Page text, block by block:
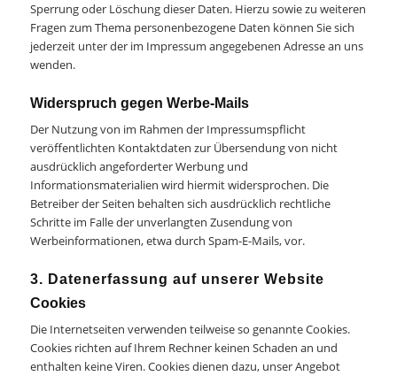
Sperrung oder Löschung dieser Daten. Hierzu sowie zu weiteren
Fragen zum Thema personenbezogene Daten können Sie sich
jederzeit unter der im Impressum angegebenen Adresse an uns
wenden.
Widerspruch gegen Werbe-Mails
Der Nutzung von im Rahmen der Impressumspflicht
veröffentlichten Kontaktdaten zur Übersendung von nicht
ausdrücklich angeforderter Werbung und
Informationsmaterialien wird hiermit widersprochen. Die
Betreiber der Seiten behalten sich ausdrücklich rechtliche
Schritte im Falle der unverlangten Zusendung von
Werbeinformationen, etwa durch Spam-E-Mails, vor.
3. Datenerfassung auf unserer Website
Cookies
Die Internetseiten verwenden teilweise so genannte Cookies.
Cookies richten auf Ihrem Rechner keinen Schaden an und
enthalten keine Viren. Cookies dienen dazu, unser Angebot